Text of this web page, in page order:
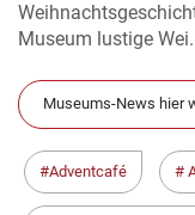
Museum lustige
Museums-News hier
Adventcafé